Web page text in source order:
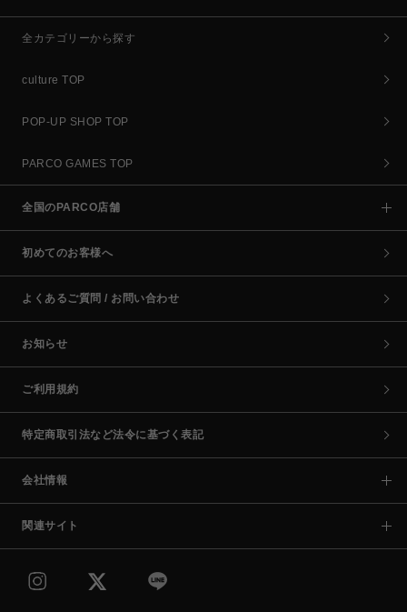
全カテゴリーから探す
culture TOP
POP-UP SHOP TOP
PARCO GAMES TOP
全国のPARCO店舗
初めてのお客様へ
よくあるご質問 / お問い合わせ
お知らせ
ご利用規約
特定商取引法など法令に基づく表記
会社情報
関連サイト